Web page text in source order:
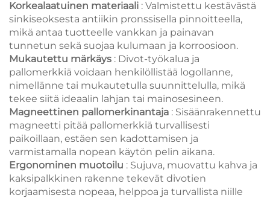
Korkealaatuinen materiaali : Valmistettu kestävästä
sinkiseoksesta antiikin pronssisella pinnoitteella,
mikä antaa tuotteelle vankkan ja painavan
tunnetun sekä suojaa kulumaan ja korroosioon.
Mukautettu märkäys : Divot-työkalua ja
pallomerkkiä voidaan henkilöllistää logollanne,
nimellänne tai mukautetulla suunnittelulla, mikä
tekee siitä ideaalin lahjan tai mainosesineen.
Magneettinen pallomerkinantaja : Sisäänrakennettu
magneetti pitää pallomerkkiä turvallisesti
paikoillaan, estäen sen kadottamisen ja
varmistamalla nopean käytön pelin aikana.
Ergonominen muotoilu : Sujuva, muovattu kahva ja
kaksipalkkinen rakenne tekevät divotien
korjaamisesta nopeaa, helppoa ja turvallista niille